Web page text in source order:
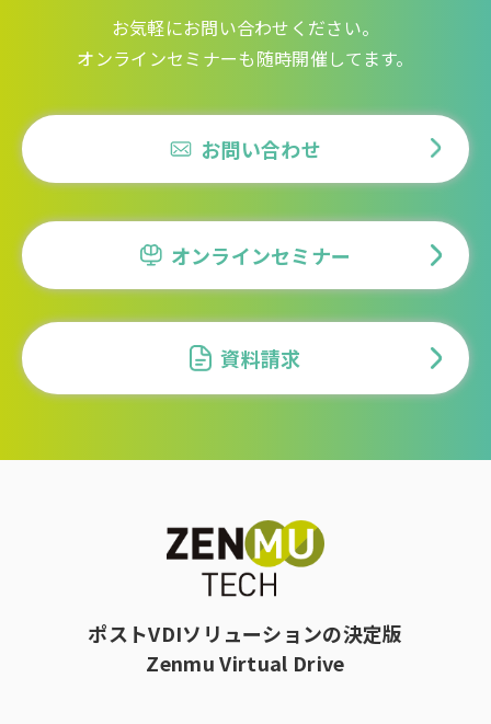
お気軽にお問い合わせください。
オンラインセミナーも随時開催してます。
お問い合わせ
オンラインセミナー
資料請求
ポストVDIソリューションの決定版
Zenmu Virtual Drive